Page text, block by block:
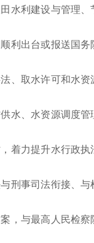
水利建设与管理
利出台或报送国
、取水许可和水
水、水资源调度
着力提升水行政
刑事司法衔接、
，与最高人民检